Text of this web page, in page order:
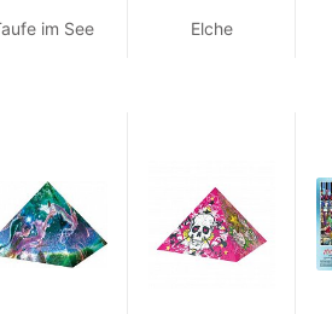
im See Elche